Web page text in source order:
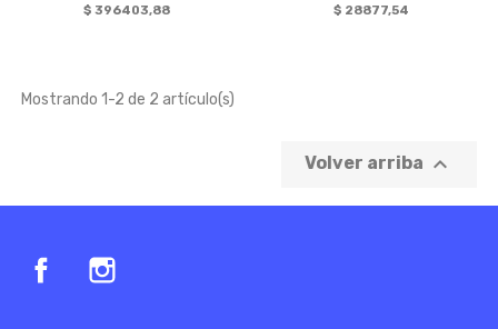
$ 396403,88
$ 28877,54
Mostrando 1-2 de 2 artículo(s)
Volver arriba 
Facebook